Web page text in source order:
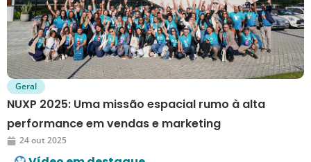
Geral
NUXP 2025: Uma missão espacial rumo à alta
performance em vendas e marketing
24 out 2025